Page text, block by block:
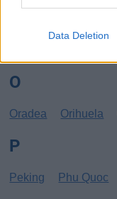
Data Deletion
O
Oradea Orihuela
P
Peking Phu Quoc